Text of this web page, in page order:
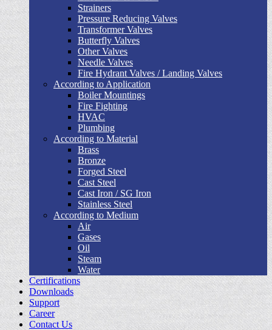
Strainers
Pressure Reducing Valves
Transformer Valves
Butterfly Valves
Other Valves
Needle Valves
Fire Hydrant Valves / Landing Valves
According to Application
Boiler Mountings
Fire Fighting
HVAC
Plumbing
According to Material
Brass
Bronze
Forged Steel
Cast Steel
Cast Iron / SG Iron
Stainless Steel
According to Medium
Air
Gases
Oil
Steam
Water
Certifications
Downloads
Support
Career
Contact Us